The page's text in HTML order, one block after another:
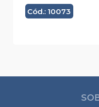
Cód.: 10073